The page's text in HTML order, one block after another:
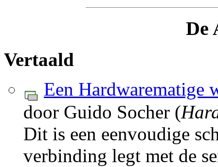
De
Vertaald
Een Hardwarematige
door Guido Socher (
Dit is een eenvoudige
verbinding legt met de